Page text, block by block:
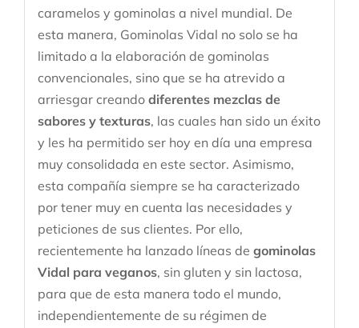
caramelos y gominolas a nivel mundial. De
esta manera, Gominolas Vidal no solo se ha
limitado a la elaboración de gominolas
convencionales, sino que se ha atrevido a
arriesgar creando diferentes mezclas de
sabores y texturas, las cuales han sido un éxito
y les ha permitido ser hoy en día una empresa
muy consolidada en este sector. Asimismo,
esta compañía siempre se ha caracterizado
por tener muy en cuenta las necesidades y
peticiones de sus clientes. Por ello,
recientemente ha lanzado líneas de gominolas
Vidal para veganos, sin gluten y sin lactosa,
para que de esta manera todo el mundo,
independientemente de su régimen de